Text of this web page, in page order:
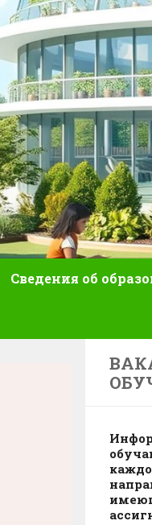
Сведения об